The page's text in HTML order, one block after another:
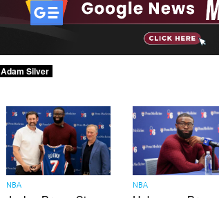
Adam Silver
NBA NBA